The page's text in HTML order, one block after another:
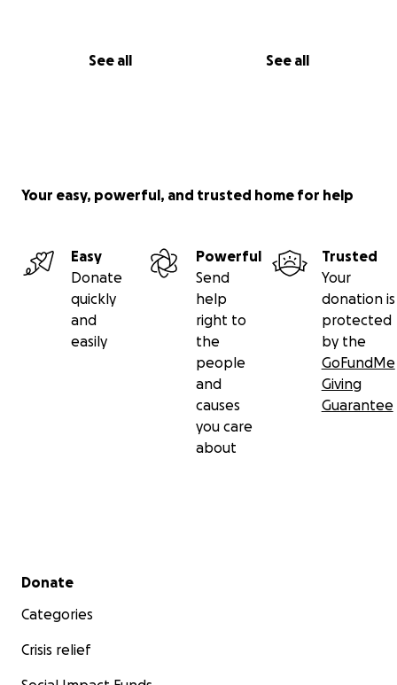
See all See all
Your easy, powerful, and trusted home for help
Easy
Donate
quickly
and
easily
Powerful
Send
help
right to
the
people
and
causes
you care
about
Trusted
Your
donation is
protected
by the
GoFundMe
Giving
Guarantee
Secondary menu
Donate
Categories
Crisis relief